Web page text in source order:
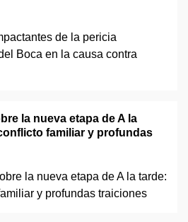
la nueva etapa de A la
familiar y profundas